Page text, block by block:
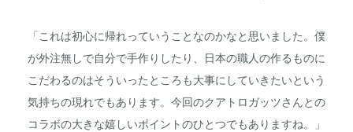
「これは初心に帰れっていうことなのかなと思いました。僕
が外注無しで自分で手作りしたり、日本の職人の作るものに
こだわるのはそういったところも大事にしていきたいという
気持ちの現れでもあります。今回のクアトロガッツさんとの
コラボの大きな嬉しいポイントのひとつでもありますね。」